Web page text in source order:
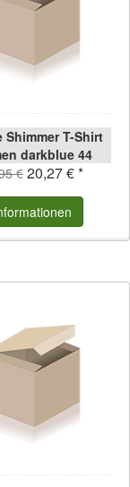
Shimmer T-Shirt
darkblue 44
| 44
€ 20,27 € *